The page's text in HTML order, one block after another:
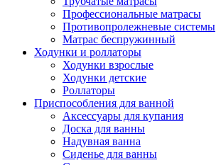
Профессиональные матрасы
Противопролежневые системы
Матрас беспружинный
Ходунки и роллаторы
Ходунки взрослые
Ходунки детские
Роллаторы
Приспособления для ванной
Аксессуары для купания
Доска для ванны
Надувная ванна
Сиденье для ванны